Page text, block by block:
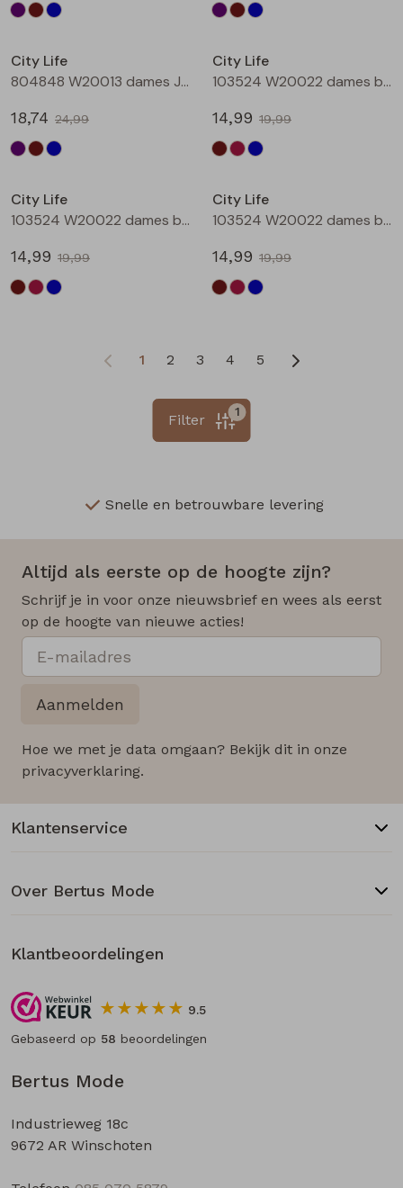
City Life
804848 W20013 dames Jurk Petrol
18,74 24,99
City Life
103524 W20022 dames bloese km Bruin donker
14,99 19,99
City Life
103524 W20022 dames bloese km Wijnrood
14,99 19,99
City Life
103524 W20022 dames bloese km Marine
14,99 19,99
1 2 3 4 5
1
Filter
Snelle en betrouwbare levering
Altijd als eerste op de hoogte zijn?
Schrijf je in voor onze nieuwsbrief en wees als eerst
op de hoogte van nieuwe acties!
Aanmelden
Hoe we met je data omgaan? Bekijk dit in onze
privacyverklaring.
Bertus Mode
Industrieweg 18c
9672 AR Winschoten
Klantenservice
Over Bertus Mode
Klantbeoordelingen
9.5
Gebaseerd op 58 beoordelingen